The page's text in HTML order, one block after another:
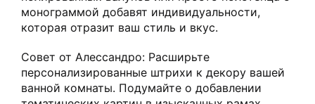
монограммой добавят индивидуальности,
которая отразит ваш стиль и вкус.
Совет от Алессандро: Расширьте
персонализированные штрихи к декору вашей
ванной комнаты. Подумайте о добавлении